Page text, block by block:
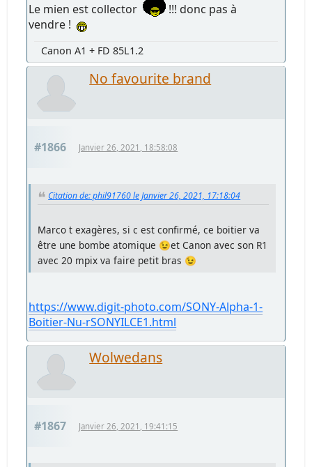
Le mien est collector
!!! donc pas à
vendre !
Canon A1 + FD 85L1.2
No favourite brand
#1866 Janvier 26, 2021, 18:58:08
Citation de: phil91760 le Janvier 26, 2021, 17:18:04
Marco t exagères, si c est confirmé, ce boitier va
être une bombe atomique 😉et Canon avec son R1
avec 20 mpix va faire petit bras 😉
https://www.digit-photo.com/SONY-Alpha-1-
Boitier-Nu-rSONYILCE1.html
Wolwedans
#1867 Janvier 26, 2021, 19:41:15